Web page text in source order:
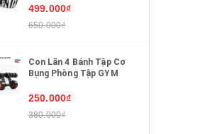
499.000₫
650.000₫
Con Lăn 4 Bánh Tập Cơ
Bụng Phòng Tập GYM
250.000₫
380.000₫